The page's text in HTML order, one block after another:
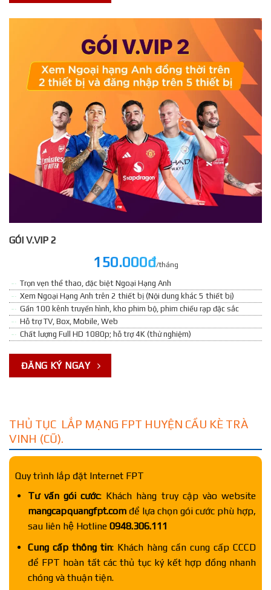
GÓI V.VIP 2
150.000đ/tháng
Trọn vẹn thể thao, đặc biệt Ngoại Hạng Anh
Xem Ngoại Hạng Anh trên 2 thiết bị (Nội dung khác 5 thiết bị)
Gần 100 kênh truyền hình, kho phim bộ, phim chiếu rạp đặc sắc
Hỗ trợ TV, Box, Mobile, Web
Chất lượng Full HD 1080p; hỗ trợ 4K (thử nghiệm)
ĐĂNG KÝ NGAY
THỦ TỤC LẮP MẠNG FPT HUYỆN CẦU KÈ TRÀ
VINH (CŨ).
Quy trình lắp đặt Internet FPT
Tư vấn gói cước: Khách hàng truy cập vào website
mangcapquangfpt.comđể lựa chọn gói cước phù hợp,
sau liên hệ Hotline 0948.306.111
Cung cấp thông tin: Khách hàng cần cung cấp CCCD
để FPT hoàn tất các thủ tục ký kết hợp đồng nhanh
chóng và thuận tiện.